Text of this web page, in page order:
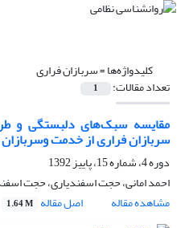
کلیدواژه‌ها =سربازان فراری
تعداد مقالات: 1
مقایسه سبک‌های دلبستگی و
سربازان فراری از خدمت
دوره 4، شماره 15، پاییز 1392
احمد امانی، حجت اسفندیاری، حجت
مشاهده مقاله
اصل مقاله 1.64 M